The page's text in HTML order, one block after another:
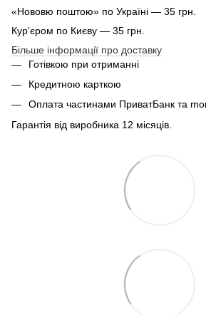
«Нововю поштою» по Україні — 35 грн.
Кур'єром по Києву — 35 грн.
Більше інформації про доставку
Готівкою при отриманні
Кредитною карткою
Оплата частинами ПриватБанк та
Гарантія від виробника 12 місяців.